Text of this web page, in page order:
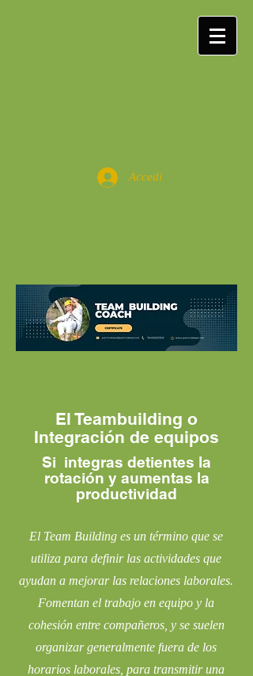
Accedi
El Teambuilding o
Integración de equipos
Si integras detientes la
rotación y aumentas la
productividad
El Team Building es un término que se
utiliza para definir las actividades que
ayudan a mejorar las relaciones laborales.
Fomentan el trabajo en equipo y la
cohesión entre compañeros, y se suelen
organizar generalmente fuera de los
horarios laborales, para transmitir una